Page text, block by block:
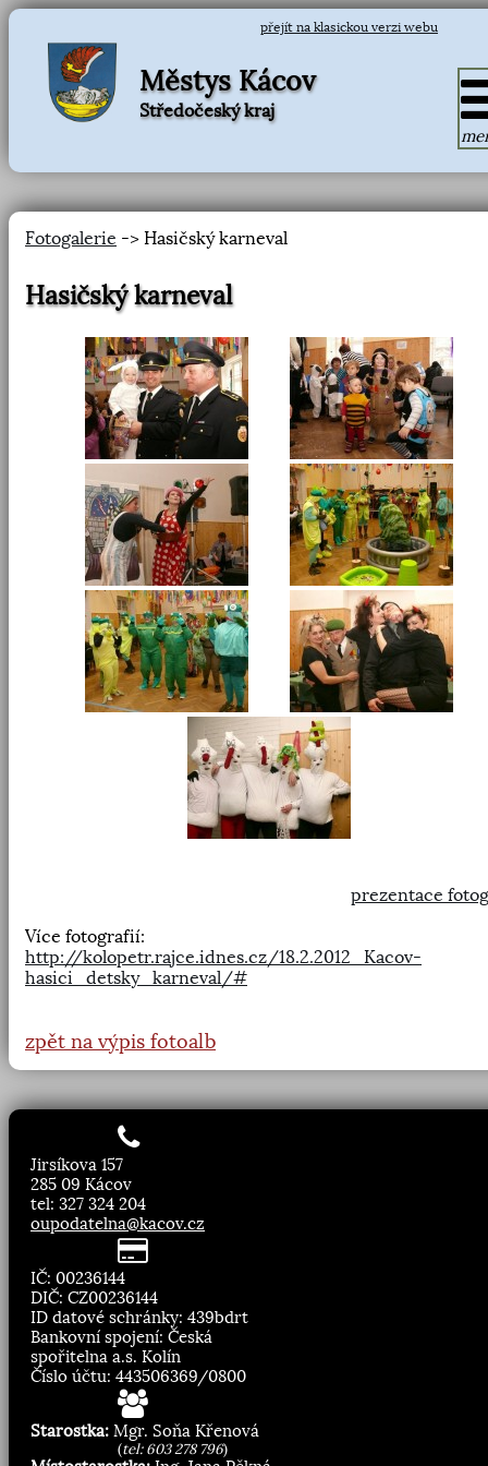
přejít na klasickou verzi webu
Městys Kácov
Středočeský kraj
Fotogalerie -> Hasičský karneval
Hasičský karneval
prezentace
Více fotografií:
http://kolopetr.rajce.idnes.cz/18.2.2012_Kacov-
hasici_detsky_karneval/#
zpět na výpis fotoalb
Jirsíkova 157
285 09 Kácov
tel: 327 324 204
oupodatelna@kacov.cz
IČ: 00236144
DIČ: CZ00236144
ID datové schránky: 439bdrt
Bankovní spojení: Česká
spořitelna a.s. Kolín
Číslo účtu: 443506369/0800
Starostka: Mgr. Soňa Křenová
(tel: 603 278 796)